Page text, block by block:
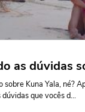
as dúvidas
sobre Kuna Yala, né?
que vocês d...